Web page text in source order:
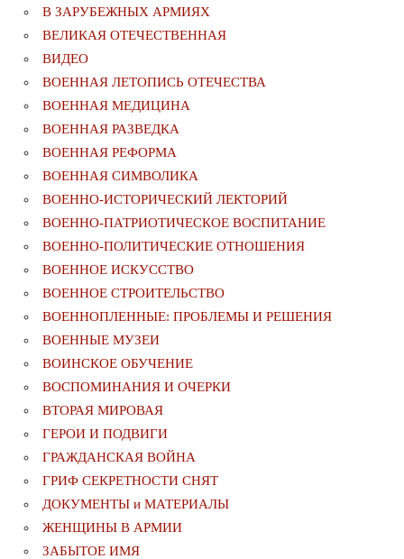
В ЗАРУБЕЖНЫХ АРМИЯХ
ВЕЛИКАЯ ОТЕЧЕСТВЕННАЯ
ВИДЕО
ВОЕННАЯ ЛЕТОПИСЬ ОТЕЧЕСТВА
ВОЕННАЯ МЕДИЦИНА
ВОЕННАЯ РАЗВЕДКА
ВОЕННАЯ РЕФОРМА
ВОЕННАЯ СИМВОЛИКА
ВОЕННО-ИСТОРИЧЕСКИЙ ЛЕКТОРИЙ
ВОЕННО-ПАТРИОТИЧЕСКОЕ ВОСПИТАНИЕ
ВОЕННО-ПОЛИТИЧЕСКИE ОТНОШЕНИЯ
ВОЕННОЕ ИСКУССТВО
ВОЕННОЕ СТРОИТЕЛЬСТВО
ВОЕННОПЛЕННЫЕ: ПРОБЛЕМЫ И РЕШЕНИЯ
ВОЕННЫЕ МУЗЕИ
ВОИНСКОЕ ОБУЧЕНИЕ
ВОСПОМИНАНИЯ И ОЧЕРКИ
ВТОРАЯ МИРОВАЯ
ГЕРОИ И ПОДВИГИ
ГРАЖДАНСКАЯ ВОЙНА
ГРИФ СЕКРЕТНОСТИ СНЯТ
ДОКУМЕНТЫ и МАТЕРИАЛЫ
ЖЕНЩИНЫ В АРМИИ
ЗАБЫТОЕ ИМЯ